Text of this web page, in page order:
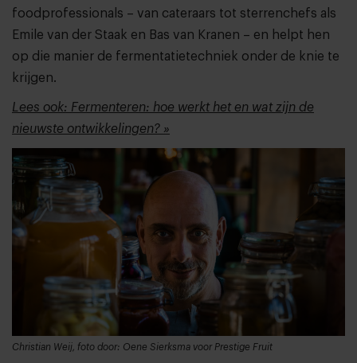
foodprofessionals – van cateraars tot sterrenchefs als
Emile van der Staak en Bas van Kranen – en helpt hen
op die manier de fermentatietechniek onder de knie te
krijgen.
Lees ook: Fermenteren: hoe werkt het en wat zijn de
nieuwste ontwikkelingen? »
Christian Weij, foto door: Oene Sierksma voor Prestige Fruit